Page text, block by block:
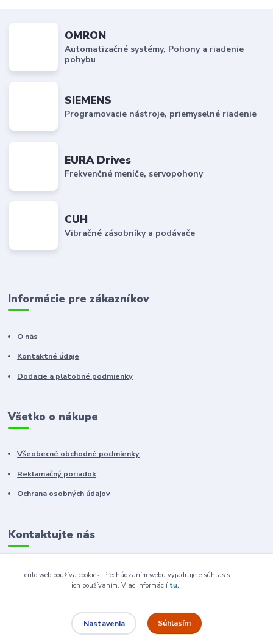
OMRON
Automatizačné systémy, Pohony a riadenie
pohybu
SIEMENS
Programovacie nástroje, priemyselné riadenie
EURA Drives
Frekvenčné meniče, servopohony
CUH
Vibračné zásobníky a podávače
Informácie pre zákazníkov
O nás
Kontaktné údaje
Dodacie a platobné podmienky
Všetko o nákupe
Všeobecné obchodné podmienky
Reklamačný poriadok
Ochrana osobných údajov
Kontaktujte nás
+421 910 222 333
+421 52 788 46 41
sales@elron.eu.sk
Tento web používa cookies. Prechádzaním webu vyjadrujete súhlas s
ich používaním. Viac informácií tu.
Nastavenia Súhlasím